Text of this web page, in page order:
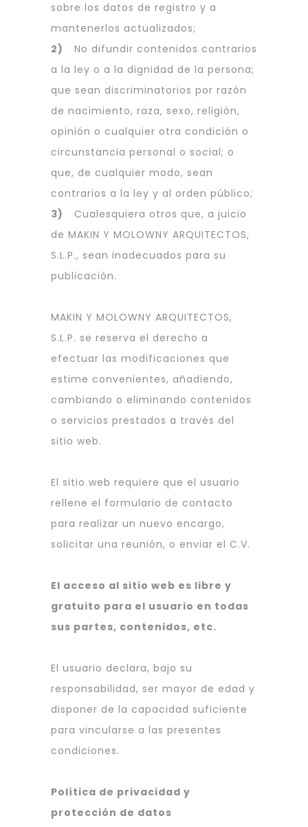
sobre los datos de registro y a
mantenerlos actualizados;
2) No difundir contenidos contrarios
a la ley o a la dignidad de la persona;
que sean discriminatorios por razón
de nacimiento, raza, sexo, religión,
opinión o cualquier otra condición o
circunstancia personal o social; o
que, de cualquier modo, sean
contrarios a la ley y al orden público;
3) Cualesquiera otros que, a juicio
de MAKIN Y MOLOWNY ARQUITECTOS,
S.L.P., sean inadecuados para su
publicación.
MAKIN Y MOLOWNY ARQUITECTOS,
S.L.P. se reserva el derecho a
efectuar las modificaciones que
estime convenientes, añadiendo,
cambiando o eliminando contenidos
o servicios prestados a través del
sitio web.
El sitio web requiere que el usuario
rellene el formulario de contacto
para realizar un nuevo encargo,
solicitar una reunión, o enviar el C.V.
El acceso al sitio web es libre y
gratuito para el usuario en todas
sus partes, contenidos, etc.
El usuario declara, bajo su
responsabilidad, ser mayor de edad y
disponer de la capacidad suficiente
para vincularse a las presentes
condiciones.
Política de privacidad y
protección de datos